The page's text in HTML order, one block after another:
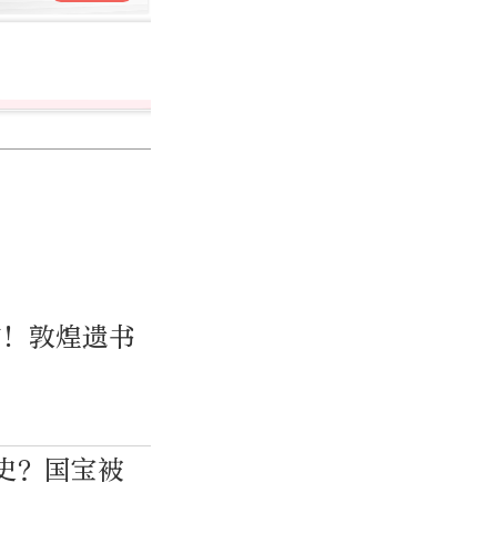
敦煌遗书
？国宝被